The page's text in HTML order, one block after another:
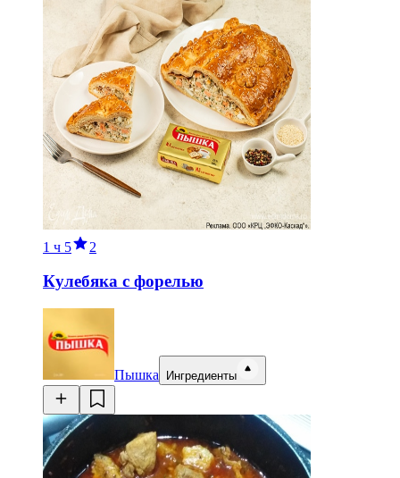
1 ч 5 2
Кулебяка с форелью
Пышка Ингредиенты